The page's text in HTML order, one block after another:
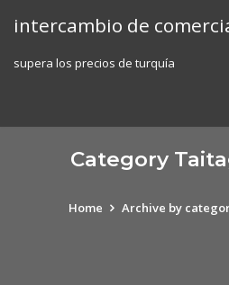
intercambio de
supera los precios de turquía
Category
Home Archive by